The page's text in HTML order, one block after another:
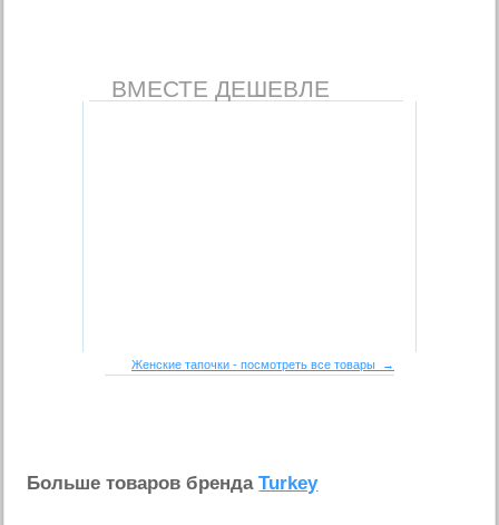
ВМЕСТЕ ДЕШЕВЛЕ
Женские тапочки - посмотреть все товары →
Больше товаров брендаTurkey